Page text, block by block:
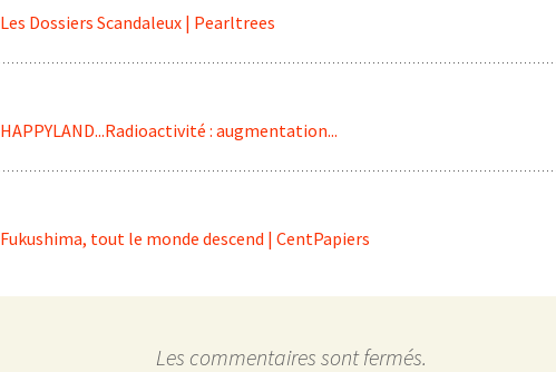
Les Dossiers Scandaleux | Pearltrees
HAPPYLAND...Radioactivité : augmentation...
Fukushima, tout le monde descend | CentPapiers
Les commentaires sont fermés.